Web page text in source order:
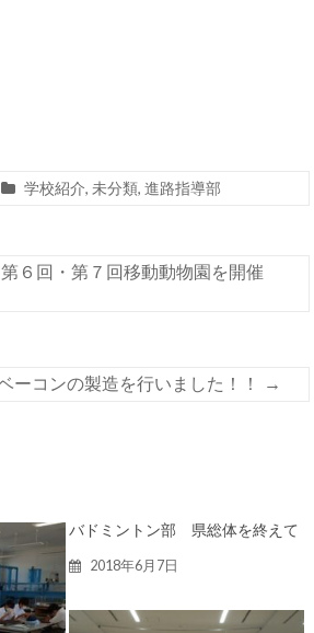
学校紹介, 未分類,進路指導部
６回・第７回移動動物園を開催
ーコンの製造を行いました！！ →
バドミントン部 県総体を終えて
2018年6月7日